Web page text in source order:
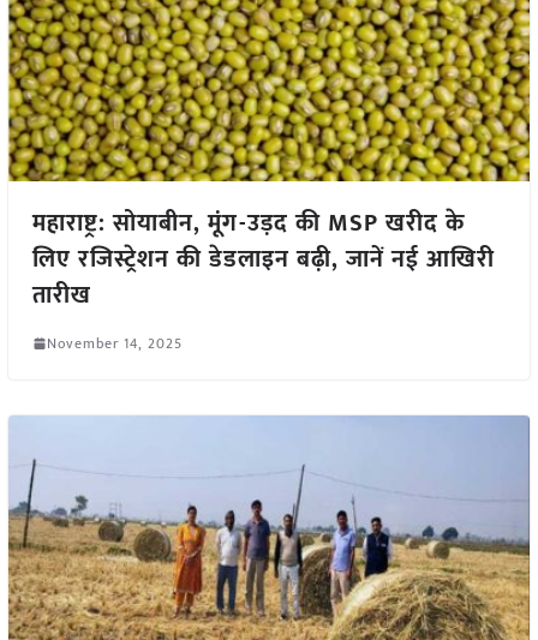
महाराष्ट्र: सोयाबीन, मूंग-उड़द की MSP खरीद के
लिए रजिस्ट्रेशन की डेडलाइन बढ़ी, जानें नई आखिरी
तारीख
November 14, 2025